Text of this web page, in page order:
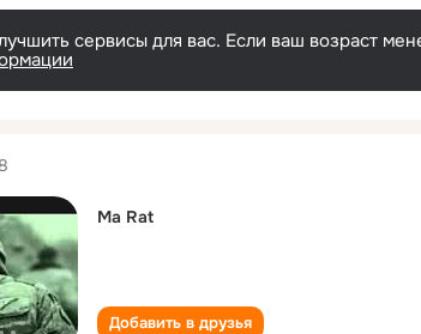
сервисы для вас. Если ваш возраст
Ma Rat
Добавить в друзья